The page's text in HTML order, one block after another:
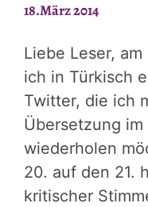
18.März 2014
Liebe Leser,
ich in Türkisch
Twitter, die ich
Übersetzung
wiederholen
20. auf den 21.
kritischer